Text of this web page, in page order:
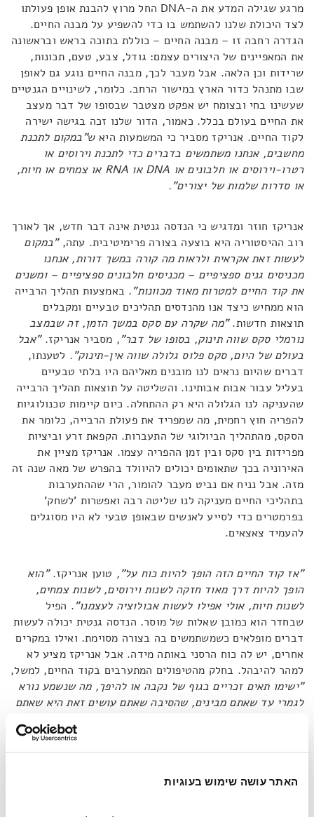
האתר עושה שימוש בעוגיות
מרגע שגילה המדע את ה-DNA החל מרוץ להבנת אופן פעולתו
לצד היכולת שלנו להשתמש בו כדי להשפיע על מבנה החיים.
הגדרה רחבה זו – מבנה החיים – כוללת בתוכה בראש ובראשונה
את המאפיינים של היצורים עצמם: גודל, צבע, טעם, תכונות,
שרידות וכן הלאה. אבל מעבר לכך, מבנה החיים נוגע גם לאופן
שבו מתנהל כדור הארץ במישור הרחב. כלומר, לשינויים הגנטיים
שעשינו בחי ובצומח יש אפקט מצטבר שבסופו של דבר מעצב
את החיים בעולם בכלל. כאמור, הדור שלנו זכה בגישה ישירה
לקוד החיים. אנריקז מסביר כי המשמעות היא ש"במקום לתכנת
מחשבים, אנחנו משתמשים בדברים כדי לתכנת וירוסים או
רטרו-וירוסים או חלבונים או DNA או RNA או צמחים או חיות,
או סדרות שלמות של יצורים".
אנריקז חוזר ומדגיש כי הנדסה גנטית אינה דבר חדש, אך לאורך
רוב ההיסטוריה היא בוצעה בצורה פרימיטיבית. עתה,"במקום
לעשות זאת אקראית ולראות מה קורה במשך דורות, אנחנו
מכניסים גנים ספציפיים – מכניסים חלבונים ספציפיים – ומשנים
את קוד החיים למטרות מאוד מכוונות". באמצעות תהליך הרבייה
הוא ממחיש כיצד אנו מהנדסים תהליכים טבעיים ומקבלים
תוצאות חדשות."מה שקרה עם סקס במשך הזמן, זה שבמצב
נורמלי סקס שווה תינוק, בסופו של דבר", מסביר אנריקז."אבל
בעולם של היום, סקס פלוס גלולה שווה אין-תינוק". לטענתו,
דברים שהיום נראים לנו מובנים מאליהם היו בלתי טבעיים
בעליל עבור אבות אבותינו. והשליטה על תוצאות תהליך הרבייה
שהעניקה לנו הגלולה היא רק ההתחלה. כיום קיימות טכנולוגיות
להפריה חוץ רחמית, מה שמפריד את פעולת הרבייה, כלומר את
הסקס, מהתהליך הביולוגי של התעברות. הקפאת זרע וביציות
מפרידות בין סקס ובין זמן ההפריה עצמו. אנריקז מציין את
האירוניה בכך שתאומים יכולים להיוולד בהפרש של מאה שנה זה
מזה. אבל נניח אם נביט מעבר להומור, הרי שההתערבות
בתהליכי החיים מעניקה לנו שליטה רבה ואפשרות 'לשחק'
בפרמטרים כדי לסייע לאנשים שבאופן טבעי לא היו מסוגלים
להעמיד צאצאים.
"אז קוד החיים הזה הופך להיות כוח על", טוען אנריקז."הוא
הופך להיות דרך מאוד חזקה לשנות וירוסים, לשנות צמחים,
לשנות חיות, אולי אפילו לעשות אבולוציה לעצמנו". הפיל
שבחדר הוא כמובן שאלות של מוסר. הנדסה גנטית יכולה לעשות
דברים מופלאים כשמשתמשים בה בצורה מסוימת. ואילו במקרים
אחרים, יש לה כוח הרסני באותה מידה. אבל אנריקז מציע לא
למהר להיבהל. בחלק מהטיפולים המתערבים בקוד החיים, למשל,
"ישימו תאים זכריים בגוף של נקבה או להיפך, מה שנשמע נורא
לגמרי עד שאתם מבינים, שהסיבה שאתם עושים זאת היא שאתם
עיקרון פשוט – בפעולתנו ייתכן שישתנה משהו בסיסי בטבע של
האדם או של בעלי החיים, אבל בה בעת אנו יכולים להציל חיים
של העולם. כיוון שהעולם היום משתנה מהר יותר מקצב